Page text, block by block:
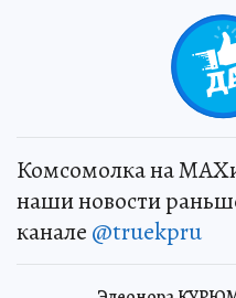
Комсомолка на
наши новости
канале @truekpru